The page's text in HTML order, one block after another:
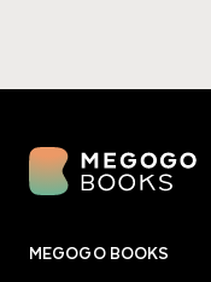
MEGOGO BOOKS